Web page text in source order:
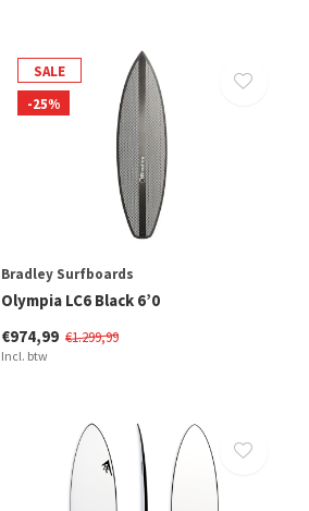
SALE
-25%
Bradley Surfboards
Olympia LC6 Black 6’0
€974,99 €1.299,99
Incl. btw